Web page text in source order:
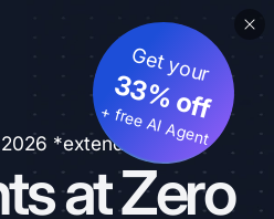
*extended
at Zero
Get your
33% off
+ free AI Agent